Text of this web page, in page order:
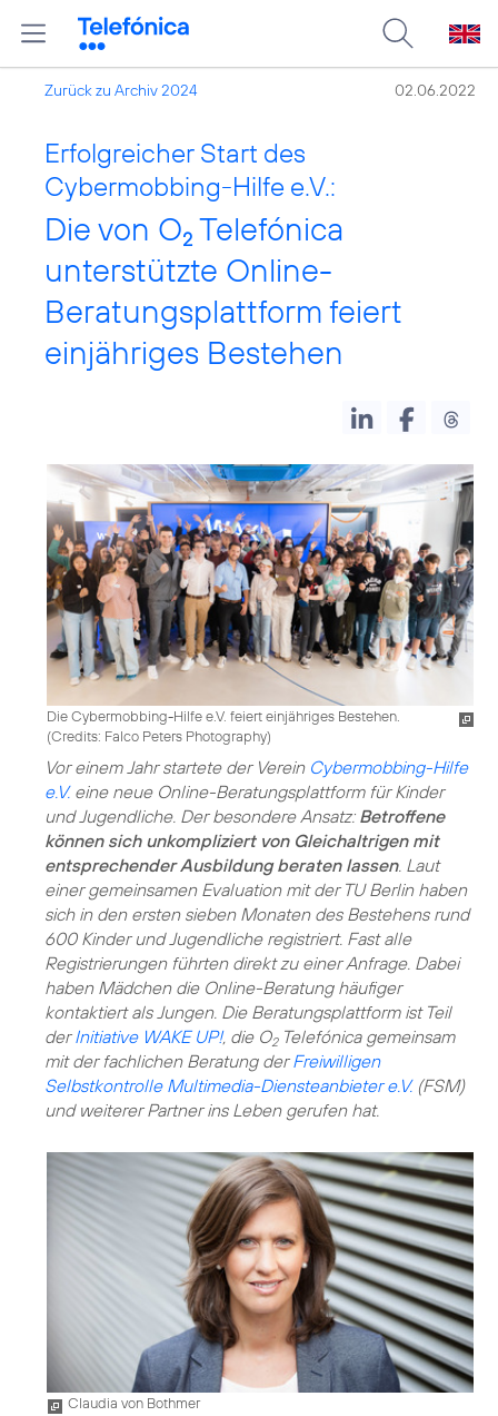
Zurück zu Archiv 2024 02.06.2022
Erfolgreicher Start des
Cybermobbing-Hilfe e.V.:
Die von O2 Telefónica
unterstützte Online-
Beratungsplattform feiert
einjähriges Bestehen
Die Cybermobbing-Hilfe e.V. feiert einjähriges Bestehen.
(Credits: Falco Peters Photography)
Vor einem Jahr startete der Verein Cybermobbing-Hilfe
e.V.eine neue Online-Beratungsplattform für Kinder
und Jugendliche. Der besondere Ansatz: Betroffene
können sich unkompliziert von Gleichaltrigen mit
entsprechender Ausbildung beraten lassen. Laut
einer gemeinsamen Evaluation mit der TU Berlin haben
sich in den ersten sieben Monaten des Bestehens rund
600 Kinder und Jugendliche registriert. Fast alle
Registrierungen führten direkt zu einer Anfrage. Dabei
haben Mädchen die Online-Beratung häufiger
kontaktiert als Jungen. Die Beratungsplattform ist Teil
derInitiative WAKE UP!, die O2Telefónica gemeinsam
mit der fachlichen Beratung derFreiwilligen
Selbstkontrolle Multimedia-Diensteanbieter e.V.(FSM)
und weiterer Partner ins Leben gerufen hat.
Claudia von Bothmer